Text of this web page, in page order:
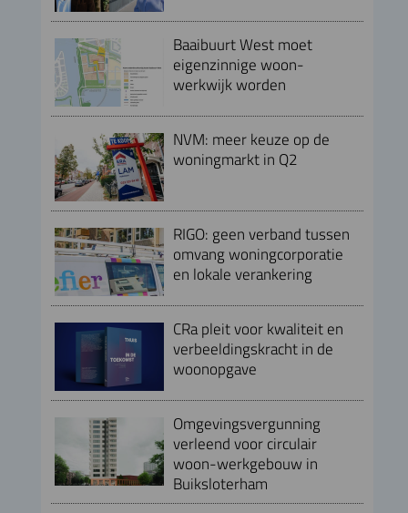
Baaibuurt West moet
eigenzinnige woon-
werkwijk worden
NVM: meer keuze op de
woningmarkt in Q2
RIGO: geen verband tussen
omvang woningcorporatie
en lokale verankering
CRa pleit voor kwaliteit en
verbeeldingskracht in de
woonopgave
Omgevingsvergunning
verleend voor circulair
woon-werkgebouw in
Buiksloterham